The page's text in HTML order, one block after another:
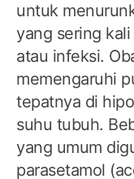
untuk
yang sering
atau infeksi.
memengaruhi
tepatnya di
suhu tubuh.
yang umum
parasetamol